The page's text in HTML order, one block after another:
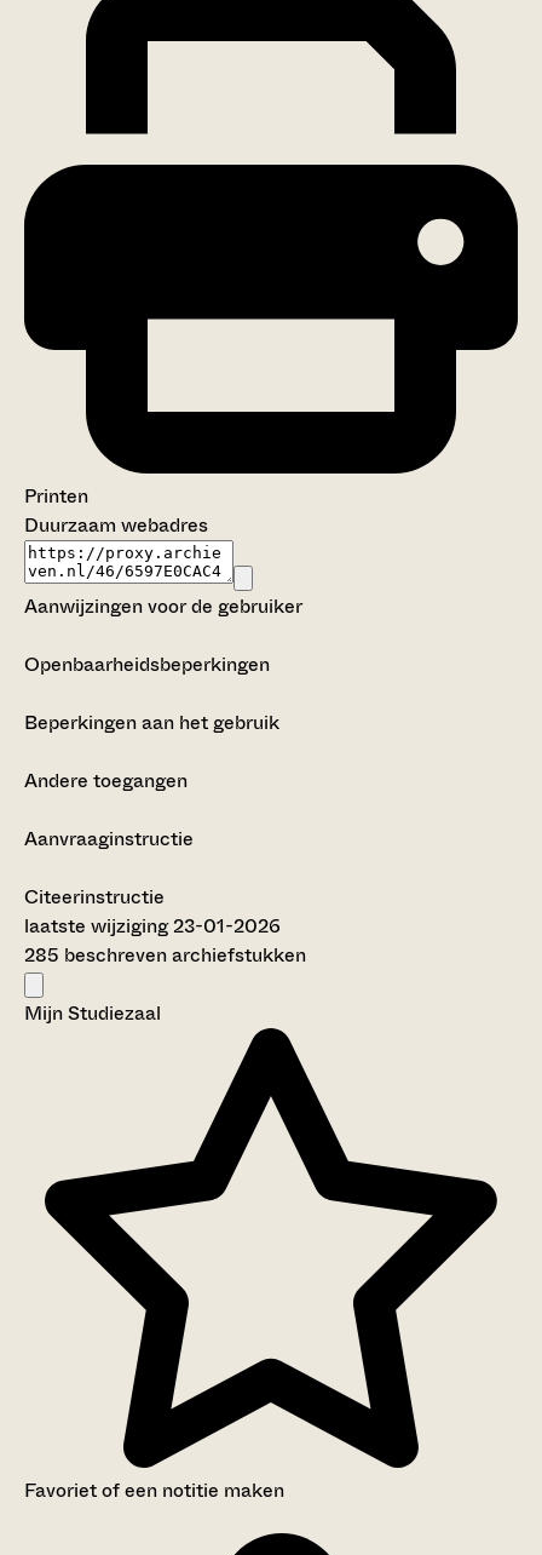
Printen
Duurzaam webadres
Aanwijzingen voor de gebruiker
Openbaarheidsbeperkingen
Beperkingen aan het gebruik
Andere toegangen
Aanvraaginstructie
Citeerinstructie
laatste wijziging 23-01-2026
285 beschreven archiefstukken
Mijn Studiezaal
Favoriet of een notitie maken